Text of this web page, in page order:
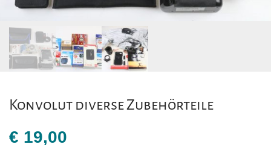
Konvolut diverse Zubehörteile
€ 19,00